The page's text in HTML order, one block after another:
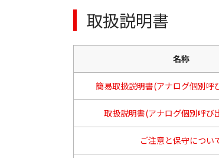
取扱説明書
名称
簡易取扱説明書(アナログ個別呼
取扱説明書(アナログ個別呼び
ご注意と保守につい